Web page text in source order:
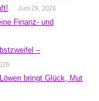
Juni 29, 2026
Finanz- und
–
bringt Glück, Mut